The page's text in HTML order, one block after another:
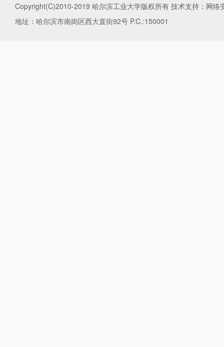
Copyright(C)2010-2019 哈尔滨工业大学版权所有 技术支持：网络
地址：哈尔滨市南岗区西大直街92号 P.C.:150001